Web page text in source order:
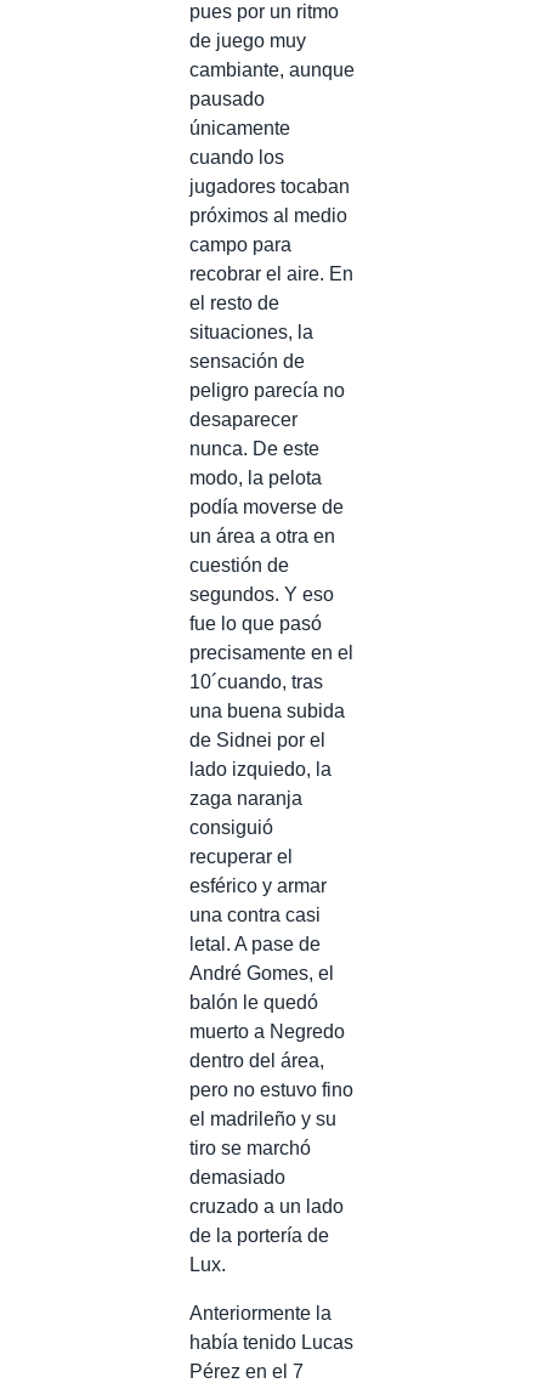
pues por un ritmo
de juego muy
cambiante, aunque
pausado
únicamente
cuando los
jugadores tocaban
próximos al medio
campo para
recobrar el aire. En
el resto de
situaciones, la
sensación de
peligro parecía no
desaparecer
nunca. De este
modo, la pelota
podía moverse de
un área a otra en
cuestión de
segundos. Y eso
fue lo que pasó
precisamente en el
10´cuando, tras
una buena subida
de Sidnei por el
lado izquiedo, la
zaga naranja
consiguió
recuperar el
esférico y armar
una contra casi
letal. A pase de
André Gomes, el
balón le quedó
muerto a Negredo
dentro del área,
pero no estuvo fino
el madrileño y su
tiro se marchó
demasiado
cruzado a un lado
de la portería de
Lux.
Anteriormente la
había tenido Lucas
Pérez en el 7